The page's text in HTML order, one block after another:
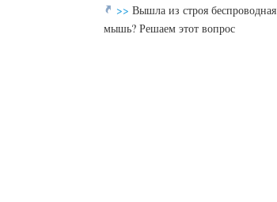
>> Вышла из строя беспроводная
мышь? Решаем этот вопрос